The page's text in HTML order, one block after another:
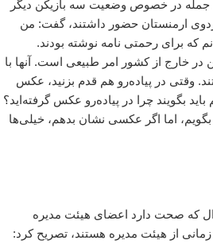
جمله در خصوص وضعیت سه بازیکن دیگر
ارمنستان حضور داشتند، گفت: من
که برای رحمتی نامه نوشته بودند.
خارج از کشور امر طبیعی است. آنها با
وقتی در پیاده‌رو هم قدم بزنید، عکس
بگویند چرا در پیاده‌رو عکس گرفته‌اید؟
اما اگر عکسی نشان بدهم، خیلی‌ها
که صحت دارد اعضای هیئت مدیره
از هیئت مدیره هستند، تصریح کرد: